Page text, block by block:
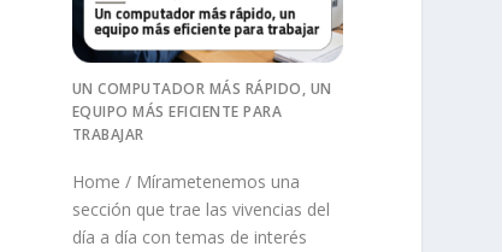
UN COMPUTADOR MÁS RÁPIDO, UN
EQUIPO MÁS EFICIENTE PARA
TRABAJAR
Home / Mírametenemos una
sección que trae las vivencias del
día a día con temas de interés